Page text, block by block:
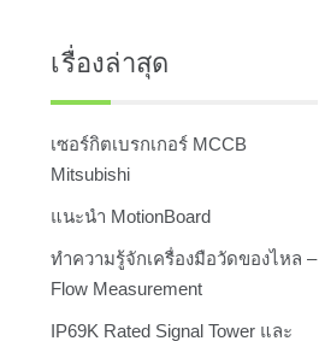
เรื่องล่าสุด
เซอร์กิตเบรกเกอร์ MCCB
Mitsubishi
แนะนำ MotionBoard
ทำความรู้จักเครื่องมือวัดของไหล –
Flow Measurement
IP69K Rated Signal Tower และ